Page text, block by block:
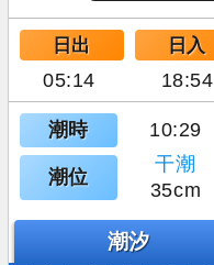
日出 日入
05:14 18:54
潮時 10:29
潮位
干潮
35cm
潮汐